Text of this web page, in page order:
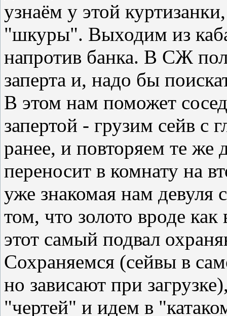
узнаём у этой
"шкуры". Выходим из
напротив банка. В СЖ
заперта и, надо бы
В этом нам поможет
запертой - грузим сейв с
ранее, и повторяем те же
переносит в комнату на
уже знакомая нам
том, что золото вроде
этот самый подвал
Сохраняемся (сейвы в
но зависают при
"чертей" и идем в